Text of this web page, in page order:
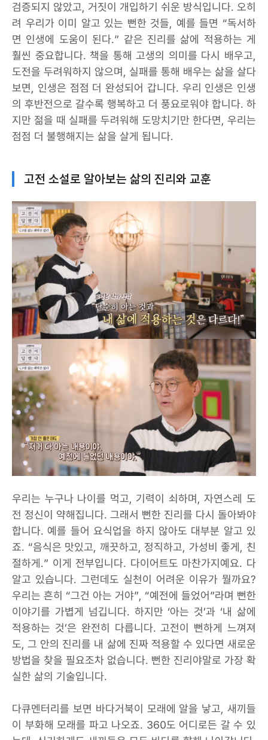
검증되지 않았고, 거짓이 개입하기 쉬운 방식입니다. 오히
려 우리가 이미 알고 있는 뻔한 것들, 예를 들면 “독서하
면 인생에 도움이 된다.” 같은 진리를 삶에 적용하는 게
훨씬 중요합니다. 책을 통해 고생의 의미를 다시 배우고,
도전을 두려워하지 않으며, 실패를 통해 배우는 삶을 살다
보면, 인생은 점점 더 완성되어 갑니다. 우리 인생은 인생
의 후반전으로 갈수록 행복하고 더 풍요로워야 합니다. 하
지만 젊을 때 실패를 두려워해 도망치기만 한다면, 우리는
점점 더 불행해지는 삶을 살게 됩니다.
고전 소설로 알아보는 삶의 진리와 교훈
우리는 누구나 나이를 먹고, 기력이 쇠하며, 자연스레 도
전 정신이 약해집니다. 그래서 뻔한 진리를 다시 돌아봐야
합니다. 예를 들어 요식업을 하지 않아도 대부분 알고 있
죠. “음식은 맛있고, 깨끗하고, 정직하고, 가성비 좋게, 친
절하게.” 이게 전부입니다. 다이어트도 마찬가지예요. 다
알고 있습니다. 그런데도 실천이 어려운 이유가 뭘까요?
우리는 흔히 “그건 아는 거야”, “예전에 들었어”라며 뻔한
이야기를 가볍게 넘깁니다. 하지만 ‘아는 것’과 ‘내 삶에
적용하는 것’은 완전히 다릅니다. 고전이 뻔하게 느껴져
도, 그 안의 진리를 내 삶에 진짜 적용할 수 있다면 새로운
방법을 찾을 필요조차 없습니다. 뻔한 진리야말로 가장 확
실한 삶의 기술입니다.
다큐멘터리를 보면 바다거북이 모래에 알을 낳고, 새끼들
이 부화해 모래를 파고 나오죠. 360도 어디로든 갈 수 있